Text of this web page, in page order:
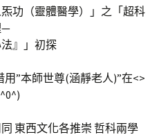
功（靈體醫學）」之「超科
—
法』」初探
用”本師世尊(涵靜老人)”在<>
東西文化各推崇 哲科兩學